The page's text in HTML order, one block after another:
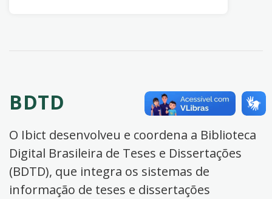
BDTD
O Ibict desenvolveu e coordena a Biblioteca
Digital Brasileira de Teses e Dissertações
(BDTD), que integra os sistemas de
informação de teses e dissertações